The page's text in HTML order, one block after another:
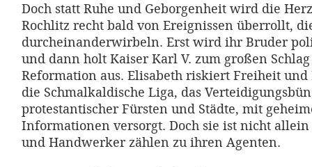
Doch statt Ruhe und Geborgenheit wird die
Rochlitz recht bald von Ereignissen überrollt,
durcheinanderwirbeln. Erst wird ihr Bruder
und dann holt Kaiser Karl V. zum großen
Reformation aus. Elisabeth riskiert Freiheit und
die Schmalkaldische Liga, das
protestantischer Fürsten und Städte, mit
Informationen versorgt. Doch sie ist nicht
und Handwerker zählen zu ihren Agenten.